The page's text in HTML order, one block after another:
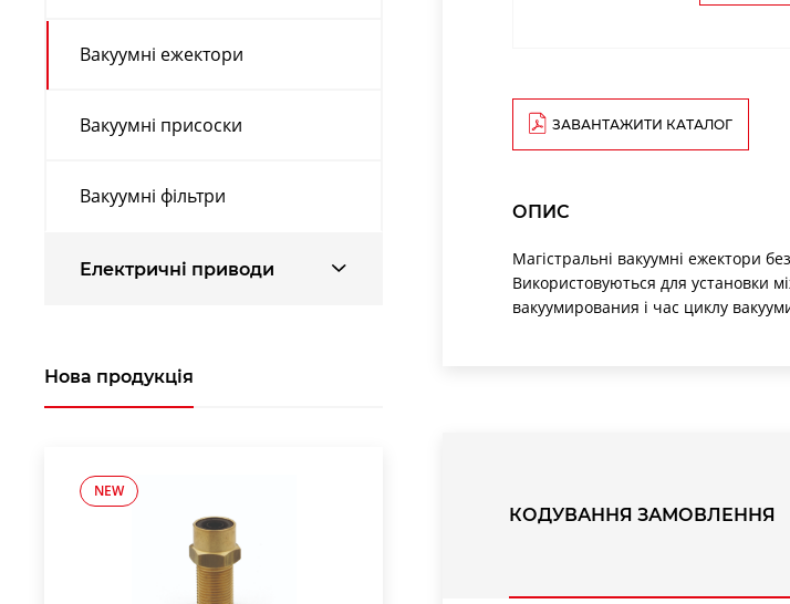
Вакуумні ежектори
Вакуумні присоски
Вакуумні фільтри
Електричні приводи
Нова продукція
NEW
ЗАВАНТАЖИТИ КАТАЛОГ
ОПИС
Магістральні вакуумні ежектори
Використовуються для установки
вакуумирования і час циклу
КОДУВАННЯ ЗАМОВЛЕННЯ